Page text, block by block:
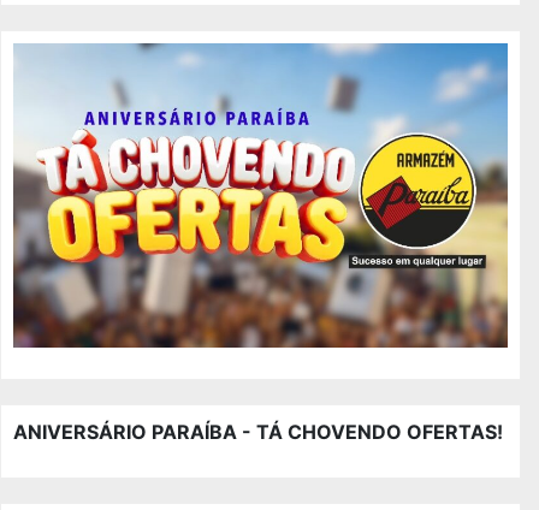
ANIVERSÁRIO PARAÍBA - TÁ CHOVENDO OFERTAS!